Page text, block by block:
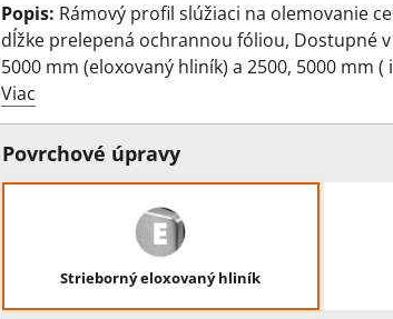
Popis: Rámový profil slúžiaci na olemovanie
dĺžke prelepená ochrannou fóliou, Dostupné v
5000 mm (eloxovaný hliník) a 2500, 5000 mm (
Viac
Povrchové úpravy
Strieborný eloxovaný hliník